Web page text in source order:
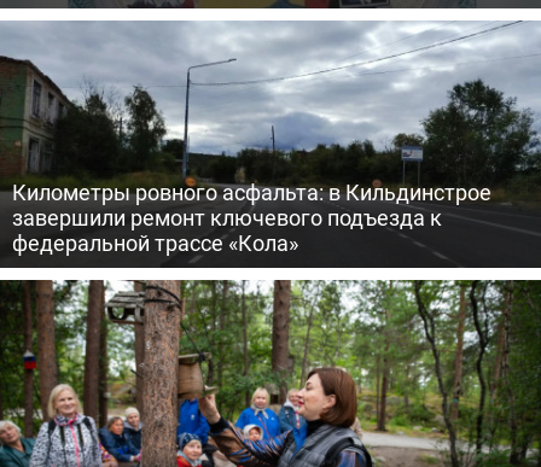
Километры ровного асфальта: в Кильдинстрое
завершили ремонт ключевого подъезда к
федеральной трассе «Кола»